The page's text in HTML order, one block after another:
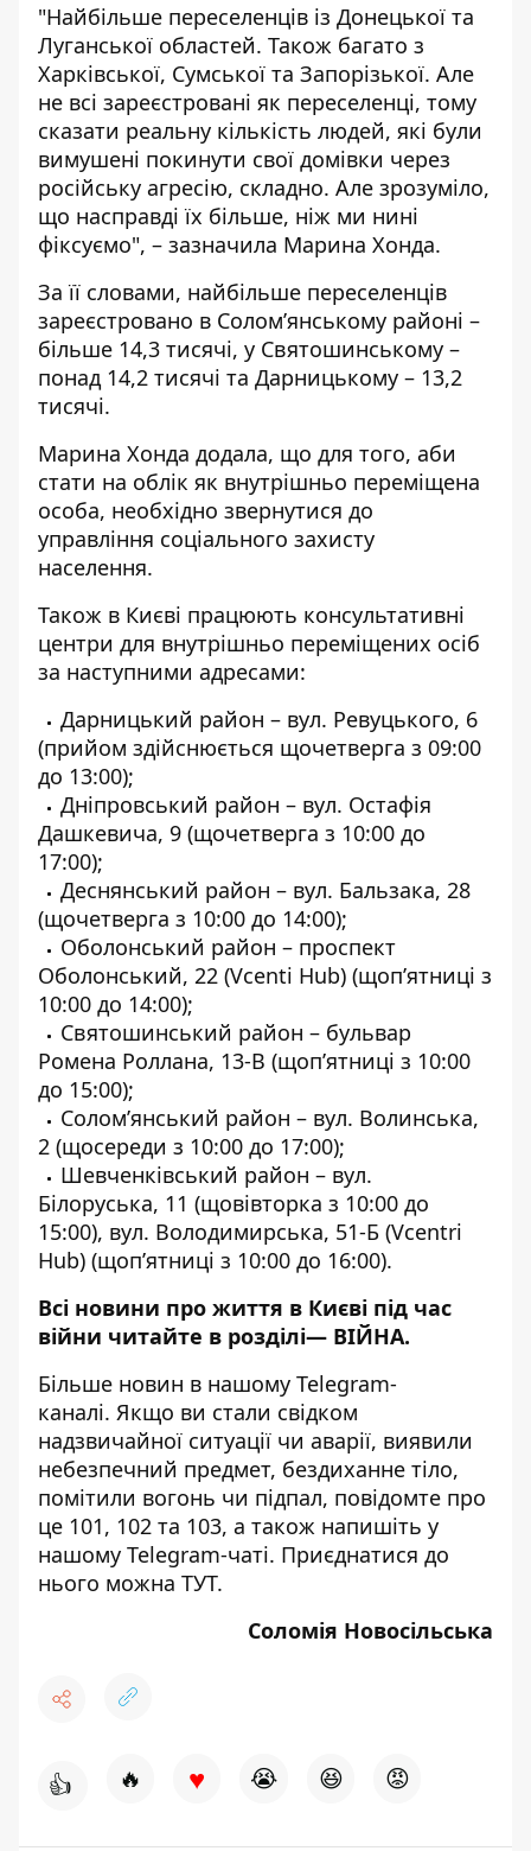
"Найбільше переселенців із Донецької та
Луганської областей. Також багато з
Харківської, Сумської та Запорізької. Але
не всі зареєстровані як переселенці, тому
сказати реальну кількість людей, які були
вимушені покинути свої домівки через
російську агресію, складно. Але зрозуміло,
що насправді їх більше, ніж ми нині
фіксуємо", – зазначила Марина Хонда.
За її словами, найбільше переселенців
зареєстровано в Солом’янському районі –
більше 14,3 тисячі, у Святошинському –
понад 14,2 тисячі та Дарницькому – 13,2
тисячі.
Марина Хонда додала, що для того, аби
стати на облік як внутрішньо переміщена
особа, необхідно звернутися до
управління соціального захисту
населення.
Також в Києві працюють консультативні
центри для внутрішньо переміщених осіб
за наступними адресами:
Дарницький район – вул. Ревуцького, 6
(прийом здійснюється щочетверга з 09:00
до 13:00);
Дніпровський район – вул. Остафія
Дашкевича, 9 (щочетверга з 10:00 до
17:00);
Деснянський район – вул. Бальзака, 28
(щочетверга з 10:00 до 14:00);
Оболонський район – проспект
Оболонський, 22 (Vcenti Hub) (щоп’ятниці з
10:00 до 14:00);
Святошинський район – бульвар
Ромена Роллана, 13-В (щоп’ятниці з 10:00
до 15:00);
Солом’янський район – вул. Волинська,
2 (щосереди з 10:00 до 17:00);
Шевченківський район – вул.
Білоруська, 11 (щовівторка з 10:00 до
15:00), вул. Володимирська, 51-Б (Vcentri
Hub) (щоп’ятниці з 10:00 до 16:00).
Всі новини про життя в Києві під час
війни читайте в розділі— ВІЙНА.
Більше новин в нашому Telegram-
каналі. Якщо ви стали свідком
надзвичайної ситуації чи аварії, виявили
небезпечний предмет, бездиханне тіло,
помітили вогонь чи підпал, повідомте про
це 101, 102 та 103, а також напишіть у
нашому Telegram-чаті. Приєднатися до
нього можна ТУТ.
Соломія Новосільська
👍 🔥 ♥ 😭 😆 😡